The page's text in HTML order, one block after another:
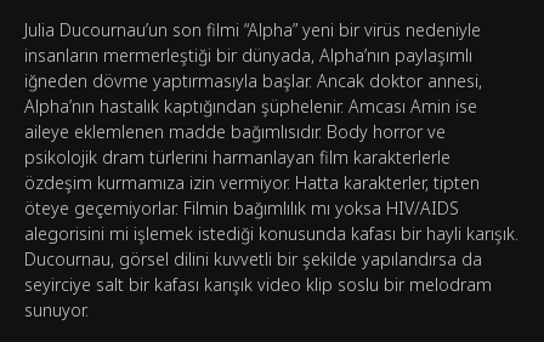
Julia Ducournau’un son filmi “Alpha” yeni bir virüs nedeniyle
insanların mermerleştiği bir dünyada, Alpha’nın paylaşımlı
iğneden dövme yaptırmasıyla başlar. Ancak doktor annesi,
Alpha’nın hastalık kaptığından şüphelenir. Amcası Amin ise
aileye eklemlenen madde bağımlısıdır. Body horror ve
psikolojik dram türlerini harmanlayan film karakterlerle
özdeşim kurmamıza izin vermiyor. Hatta karakterler, tipten
öteye geçemiyorlar. Filmin bağımlılık mı yoksa HIV/AIDS
alegorisini mi işlemek istediği konusunda kafası bir hayli karışık.
Ducournau, görsel dilini kuvvetli bir şekilde yapılandırsa da
seyirciye salt bir kafası karışık video klip soslu bir melodram
sunuyor.